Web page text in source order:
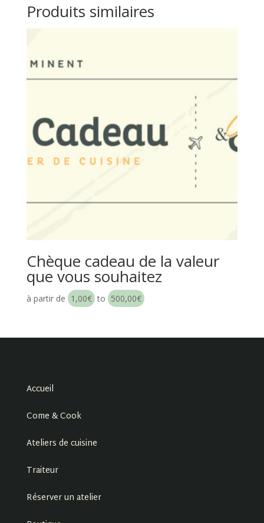
Produits similaires
Chèque cadeau de la valeur
que vous souhaitez
à partir de 1,00€ to 500,00€
Accueil
Come & Cook
Ateliers de cuisine
Traiteur
Réserver un atelier